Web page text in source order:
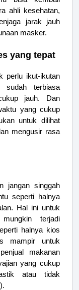
ahli kesehatan,
jarak jauh
masker.
yang tepat
perlu ikut-ikutan
terbiasa
jauh. Dan
yang cukup
untuk dilihat
mengusir rasa
jangan singgah
seperti halnya
Hal ini untuk
terjadi
halnya kios
mampir untuk
makanan
yang cukup
atau tidak